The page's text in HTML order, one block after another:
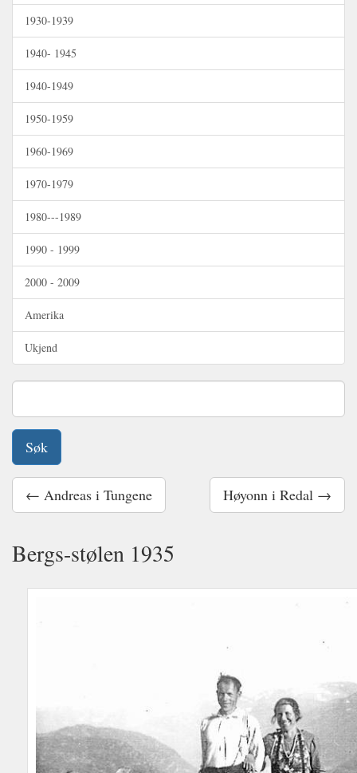
1930-1939
1940- 1945
1940-1949
1950-1959
1960-1969
1970-1979
1980---1989
1990 - 1999
2000 - 2009
Amerika
Ukjend
← Andreas i Tungene Høyonn i Redal →
Bergs-stølen 1935